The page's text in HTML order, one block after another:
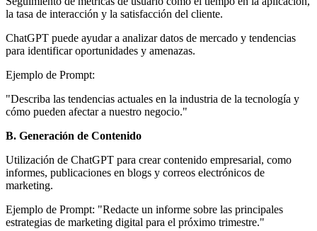
la tasa de interacción y la satisfacción del cliente.
ChatGPT puede ayudar a analizar datos de mercado y tendencias
para identificar oportunidades y amenazas.
Ejemplo de Prompt:
"Describa las tendencias actuales en la industria de la tecnología y
cómo pueden afectar a nuestro negocio."
B. Generación de Contenido
Utilización de ChatGPT para crear contenido empresarial, como
informes, publicaciones en blogs y correos electrónicos de
marketing.
Ejemplo de Prompt: "Redacte un informe sobre las principales
estrategias de marketing digital para el próximo trimestre."